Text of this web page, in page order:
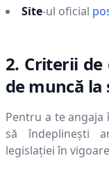
Site-ul oficial
2. Criterii
de muncă la
Pentru a te
să îndeplinești
legislației în